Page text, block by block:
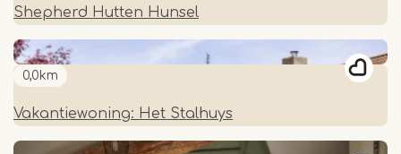
Shepherd Hutten Hunsel
0,0km
Vakantiewoning: Het Stalhuys